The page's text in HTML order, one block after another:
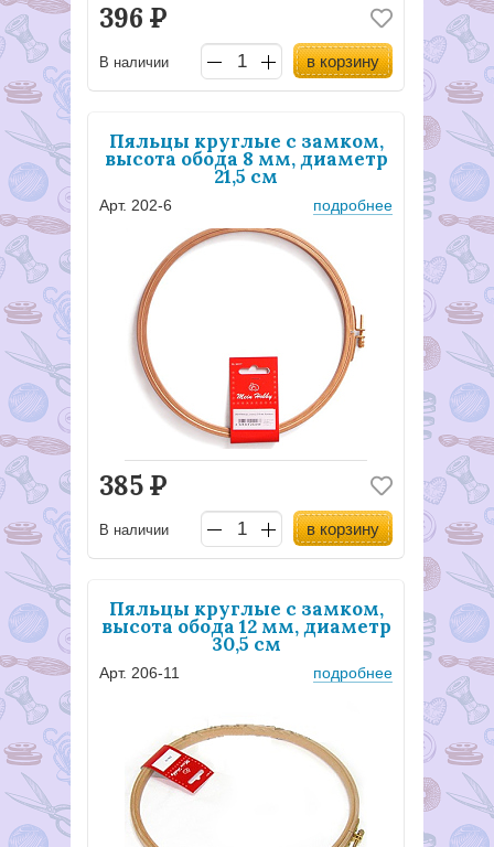
396 Р
В наличии в корзину
Пяльцы круглые с замком,
высота обода 8 мм, диаметр
21,5 см
Арт. 202-6 подробнее
385Р
В наличии в корзину
Пяльцы круглые с замком,
высота обода 12 мм, диаметр
30,5 см
Арт. 206-11 подробнее